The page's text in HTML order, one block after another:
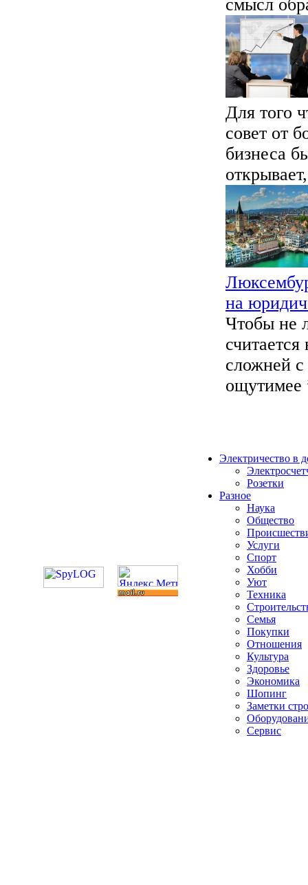
смысл
Для того
совет от
бизнеса
на
Чтобы не
сложней с
ощутимее
Электричество в
Розетки
Разное
Наука
Общество
Услуги
Спорт
Хобби
Уют
Техника
Семья
Покупки
Отношения
Культура
Здоровье
Экономика
Шопинг
Заметки
Сервис